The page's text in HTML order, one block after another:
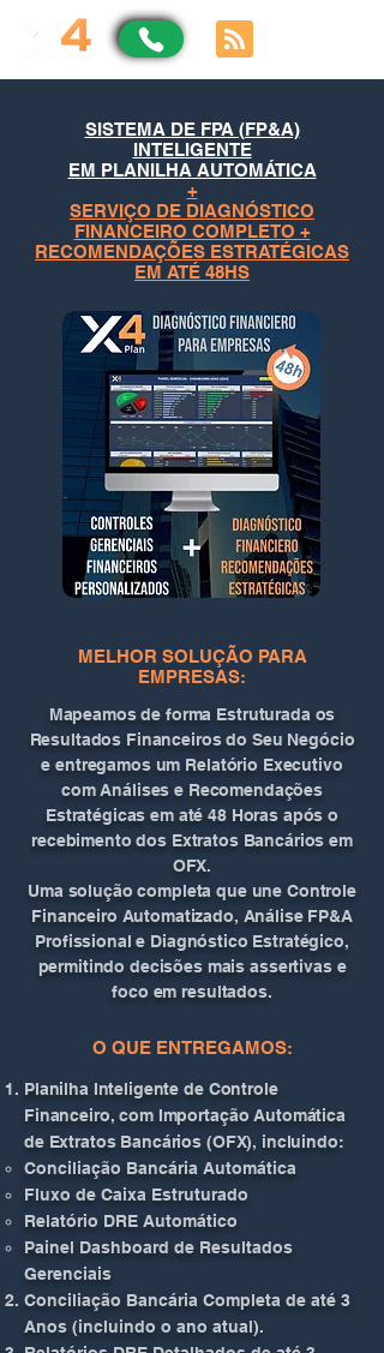
SISTEMA DE FPA (FP&A)
INTELIGENTE
EM PLANILHA AUTOMÁTICA
+
SERVIÇO DE DIAGNÓSTICO
FINANCEIRO COMPLETO +
RECOMENDAÇÕES ESTRATÉGICAS
EM ATÉ 48HS
MELHOR SOLUÇÃO PARA
EMPRESAS:
Mapeamos de forma Estruturada os
Resultados Financeiros do Seu Negócio
e entregamos um Relatório Executivo
com Análises e Recomendações
Estratégicas em até 48 Horas após o
recebimento dos Extratos Bancários em
OFX.
Uma solução completa que une Controle
Financeiro Automatizado, Análise FP&A
Profissional e Diagnóstico Estratégico,
permitindo decisões mais assertivas e
foco em resultados.
O QUE ENTREGAMOS:
Planilha Inteligente de Controle
Financeiro, com Importação Automática
de Extratos Bancários (OFX), incluindo:
Conciliação Bancária Automática
Fluxo de Caixa Estruturado
Relatório DRE Automático
Painel Dashboard de Resultados
Gerenciais
Conciliação Bancária Completa de até 3
Anos (incluindo o ano atual).